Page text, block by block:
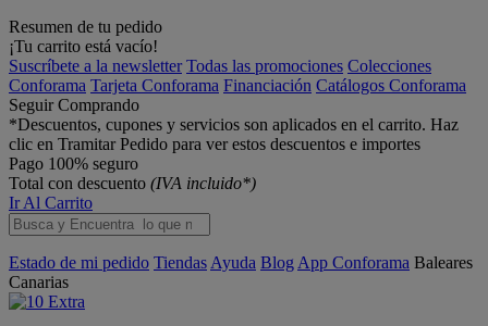
Resumen de tu pedido
¡Tu carrito está vacío!
Suscríbete a la newsletter Todas las promociones Colecciones
Conforama Tarjeta Conforama Financiación Catálogos Conforama
Seguir Comprando
*Descuentos, cupones y servicios son aplicados en el carrito. Haz
clic en Tramitar Pedido para ver estos descuentos e importes
Pago 100% seguro
Total con descuento (IVA incluido*)
Ir Al Carrito
Estado de mi pedido Tiendas Ayuda Blog App Conforama Baleares
Canarias